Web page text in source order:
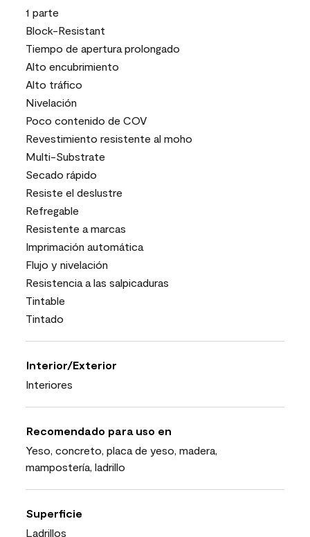
1 parte
Block-Resistant
Tiempo de apertura prolongado
Alto encubrimiento
Alto tráfico
Nivelación
Poco contenido de COV
Revestimiento resistente al moho
Multi-Substrate
Secado rápido
Resiste el deslustre
Refregable
Resistente a marcas
Imprimación automática
Flujo y nivelación
Resistencia a las salpicaduras
Tintable
Tintado
Interior/Exterior
Interiores
Recomendado para uso en
Yeso, concreto, placa de yeso, madera,
mampostería, ladrillo
Superficie
Ladrillos